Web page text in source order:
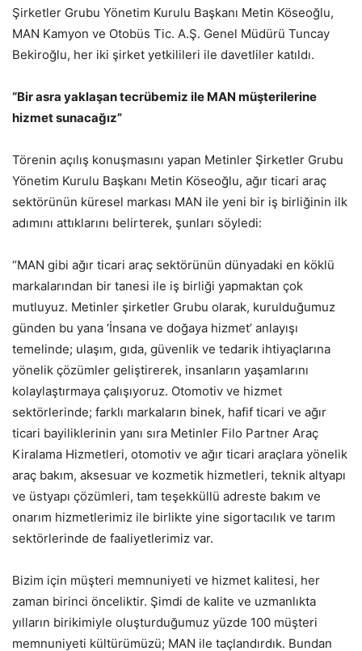
Şirketler Grubu Yönetim Kurulu Başkanı Metin Köseoğlu,
MAN Kamyon ve Otobüs Tic. A.Ş. Genel Müdürü Tuncay
Bekiroğlu, her iki şirket yetkilileri ile davetliler katıldı.
“Bir asra yaklaşan tecrübemiz ile MAN müşterilerine
hizmet sunacağız”
Törenin açılış konuşmasını yapan Metinler Şirketler Grubu
Yönetim Kurulu Başkanı Metin Köseoğlu, ağır ticari araç
sektörünün küresel markası MAN ile yeni bir iş birliğinin ilk
adımını attıklarını belirterek, şunları söyledi:
“MAN gibi ağır ticari araç sektörünün dünyadaki en köklü
markalarından bir tanesi ile iş birliği yapmaktan çok
mutluyuz. Metinler şirketler Grubu olarak, kurulduğumuz
günden bu yana ‘İnsana ve doğaya hizmet’ anlayışı
temelinde; ulaşım, gıda, güvenlik ve tedarik ihtiyaçlarına
yönelik çözümler geliştirerek, insanların yaşamlarını
kolaylaştırmaya çalışıyoruz. Otomotiv ve hizmet
sektörlerinde; farklı markaların binek, hafif ticari ve ağır
ticari bayiliklerinin yanı sıra Metinler Filo Partner Araç
Kiralama Hizmetleri, otomotiv ve ağır ticari araçlara yönelik
araç bakım, aksesuar ve kozmetik hizmetleri, teknik altyapı
ve üstyapı çözümleri, tam teşekküllü adreste bakım ve
onarım hizmetlerimiz ile birlikte yine sigortacılık ve tarım
sektörlerinde de faaliyetlerimiz var.
Bizim için müşteri memnuniyeti ve hizmet kalitesi, her
zaman birinci önceliktir. Şimdi de kalite ve uzmanlıkta
yılların birikimiyle oluşturduğumuz yüzde 100 müşteri
memnuniyeti kültürümüzü; MAN ile taçlandırdık. Bundan